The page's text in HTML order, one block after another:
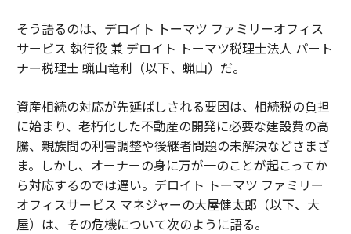
そう語るのは、デロイト トーマツ ファミリーオフィス
サービス 執行役 兼 デロイト トーマツ税理士法人 パート
ナー税理士 蝋山竜利（以下、蝋山）だ。
資産相続の対応が先延ばしされる要因は、相続税の負担
に始まり、老朽化した不動産の開発に必要な建設費の高
騰、親族間の利害調整や後継者問題の未解決などさまざ
ま。しかし、オーナーの身に万が一のことが起こってか
ら対応するのでは遅い。デロイト トーマツ ファミリー
オフィスサービス マネジャーの大屋健太郎（以下、大
屋）は、その危機について次のように語る。